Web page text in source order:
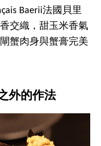
Baerii法國貝里
交織，甜玉米香氣
蟹肉身與蟹膏完美
外的作法